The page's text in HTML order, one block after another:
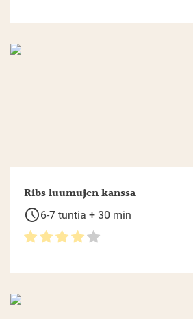
Ribs luumujen kanssa
schedule6-7 tuntia + 30 min